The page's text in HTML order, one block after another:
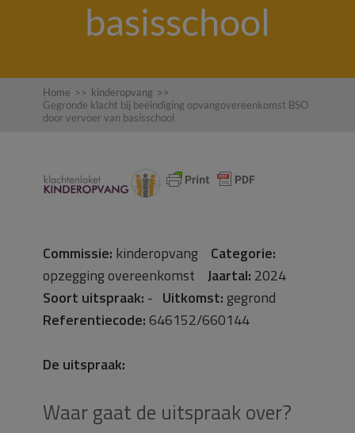
basisschool
Home >> kinderopvang >>
Gegronde klacht bij beëindiging opvangovereenkomst BSO
door vervoer van basisschool
Commissie: kinderopvang Categorie:
opzegging overeenkomst Jaartal: 2024
Soort uitspraak: - Uitkomst:gegrond
Referentiecode:646152/660144
De uitspraak:
Waar gaat de uitspraak over?